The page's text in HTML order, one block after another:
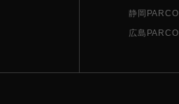
静岡PARCO
広島PARCO